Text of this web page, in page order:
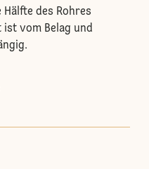
Hälfte des Rohres
ist vom Belag und